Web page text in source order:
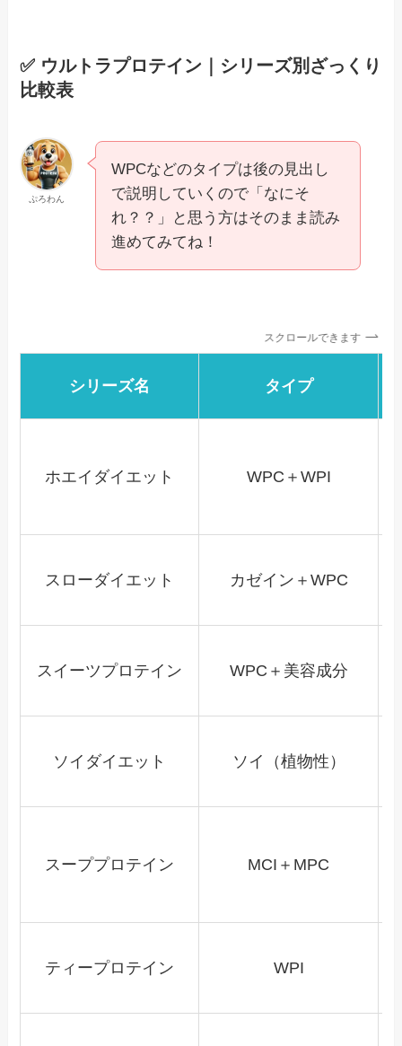
✅ ウルトラプロテイン｜シリーズ別ざっくり
比較表
ぷろわん
WPCなどのタイプは後の見出し
で説明していくので「なにそ
れ？？」と思う方はそのまま読み
進めてみてね！
スクロールできます
シリーズ名 タイプ
ホエイダイエット WPC＋WPI
スローダイエット カゼイン＋WPC
スイーツプロテイン WPC＋美容成分
ソイダイエット ソイ（植物性）
スーププロテイン MCI＋MPC
ティープロテイン WPI